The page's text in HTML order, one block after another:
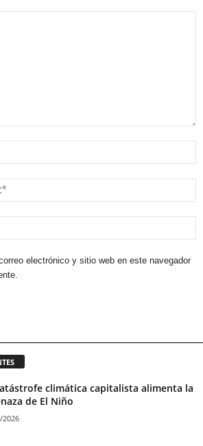
electrónico y sitio web en este navegador
climática capitalista alimenta la
de El Niño
2026